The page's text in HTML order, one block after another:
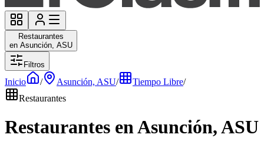
Restaurantes
en Asunción, ASU
Filtros
Inicio / Asunción, ASU/ Tiempo Libre/
Restaurantes
Restaurantes en Asunción, ASU